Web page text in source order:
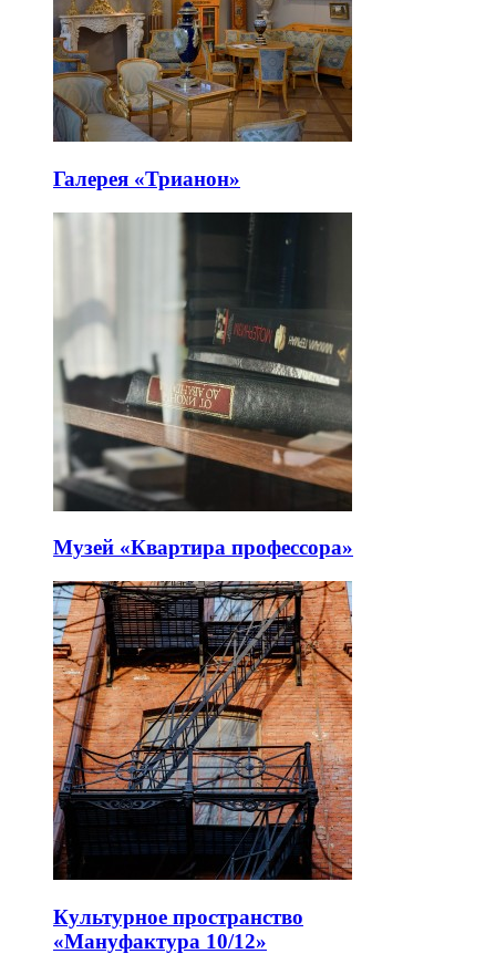
Галерея «Трианон»
Музей «Квартира профессора»
Культурное пространство
«Мануфактура 10/12»